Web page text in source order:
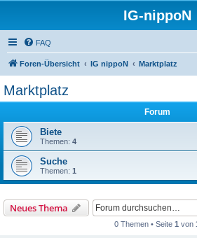
IG-nippoN
FAQ
Foren-Übersicht IG nippoN Marktplatz
Marktplatz
Forum
Biete
Themen: 4
Suche
Themen: 1
Neues Thema
0 Themen • Seite 1 von